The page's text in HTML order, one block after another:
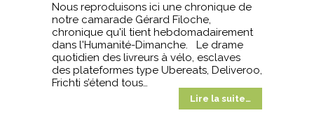
Nous reproduisons ici une chronique de
notre camarade Gérard Filoche,
chronique qu'il tient hebdomadairement
dans l'Humanité-Dimanche. Le drame
quotidien des livreurs à vélo, esclaves
des plateformes type Ubereats, Deliveroo,
Frichti s’étend tous…
Lire la suite…